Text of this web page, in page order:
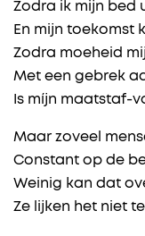
Zodra ik mijn bed
En mijn toekomst
Zodra moeheid
Met een gebrek
Is míjn maatstaf-
Maar zoveel
Constant op de
Weinig kan dat
Ze lijken het niet